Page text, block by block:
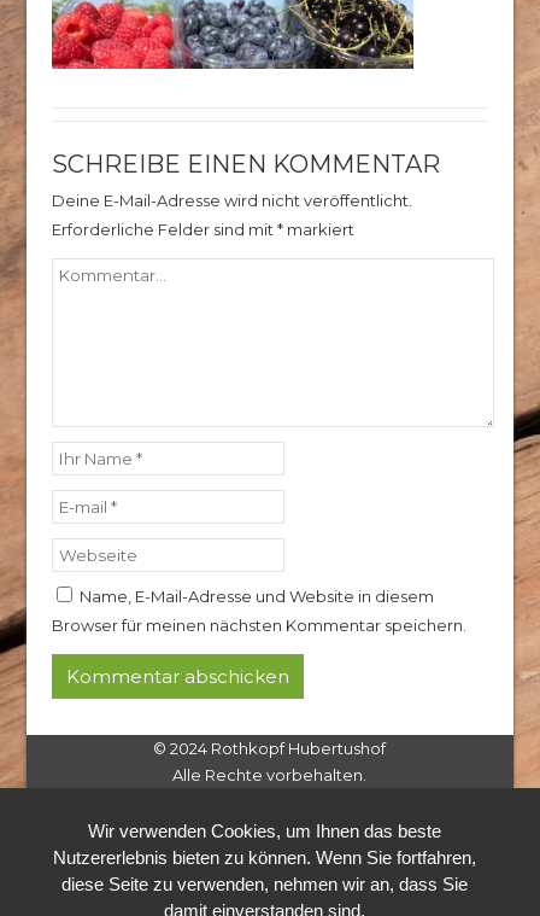
SCHREIBE EINEN KOMMENTAR
Deine E-Mail-Adresse wird nicht veröffentlicht.
Erforderliche Felder sind mit *markiert
Name, E-Mail-Adresse und Website in diesem
Browser für meinen nächsten Kommentar speichern.
© 2024 Rothkopf Hubertushof
Alle Rechte vorbehalten.
Wir verwenden Cookies, um Ihnen das beste
Nutzererlebnis bieten zu können. Wenn Sie fortfahren,
diese Seite zu verwenden, nehmen wir an, dass Sie
damit einverstanden sind.